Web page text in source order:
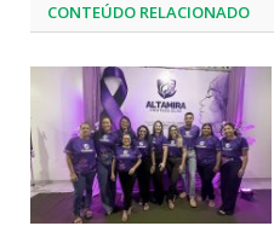
CONTEÚDO RELACIONADO